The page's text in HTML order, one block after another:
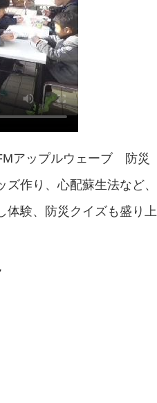
アップルウェーブ 防災
作り、心配蘇生法など、
体験、防災クイズも盛り上